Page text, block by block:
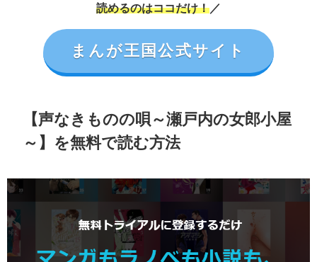
読めるのはココだけ！ ／
まんが王国公式サイト
【声なきものの唄～瀬戸内の女郎小屋
～】を無料で読む方法